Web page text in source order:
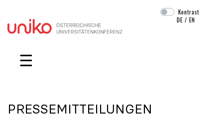
Navigation überspringen
Kontrast
DE /EN
☰
PRESSEMITTEILUNGEN